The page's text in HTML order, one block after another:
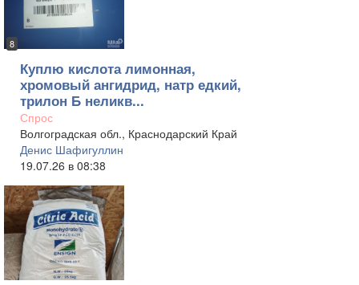
8
Куплю кислота лимонная,
хромовый ангидрид, натр едкий,
трилон Б неликв...
Спрос
Волгоградская обл., Краснодарский Край
Денис Шафигуллин
19.07.26 в 08:38